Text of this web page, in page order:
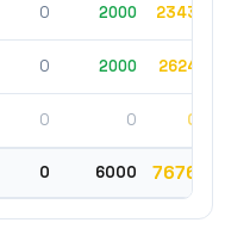
0 2000 2343
0 2000 2624
0 0 0
0 6000 7676